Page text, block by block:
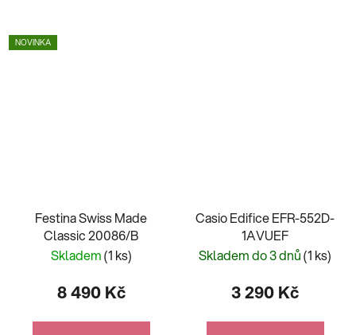
NOVINKA
Festina Swiss Made
Classic 20086/B
Skladem(1 ks)
8 490 Kč
Casio Edifice EFR-552D-
1AVUEF
Skladem do 3 dnů(1 ks)
3 290 Kč